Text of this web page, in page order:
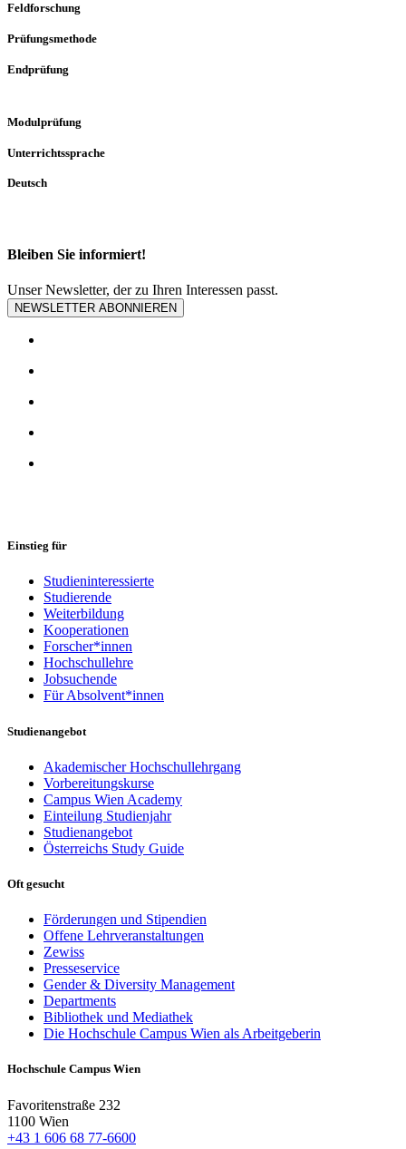
Feldforschung
Prüfungsmethode
Endprüfung
Modulprüfung
Unterrichtssprache
Deutsch
Bleiben Sie informiert!
Unser Newsletter, der zu Ihren Interessen passt.
NEWSLETTER ABONNIEREN
Einstieg für
Studieninteressierte
Studierende
Weiterbildung
Kooperationen
Forscher*innen
Hochschullehre
Jobsuchende
Für Absolvent*innen
Studienangebot
Akademischer Hochschullehrgang
Vorbereitungskurse
Campus Wien Academy
Einteilung Studienjahr
Studienangebot
Österreichs Study Guide
Oft gesucht
Förderungen und Stipendien
Offene Lehrveranstaltungen
Zewiss
Presseservice
Gender & Diversity Management
Departments
Bibliothek und Mediathek
Die Hochschule Campus Wien als Arbeitgeberin
Hochschule Campus Wien
Favoritenstraße 232
1100 Wien
+43 1 606 68 77-6600